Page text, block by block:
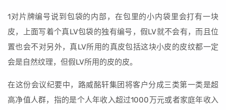
1对片牌编号说到包袋的内部，在包里的小内袋里会打有一块
皮，上面写着个真LV包袋的独有编号，假LV就不会有，而且位
置也会不对另外，真LV所用的真皮包括这块小皮的皮纹都一定
会是自然纹理，但假LV所用的皮的皮。
在这份会议纪要中，路威酩轩集团将客户分成三类第一类是超
高净值人群，指的是个人年收入超过1000万元或者家庭年收入